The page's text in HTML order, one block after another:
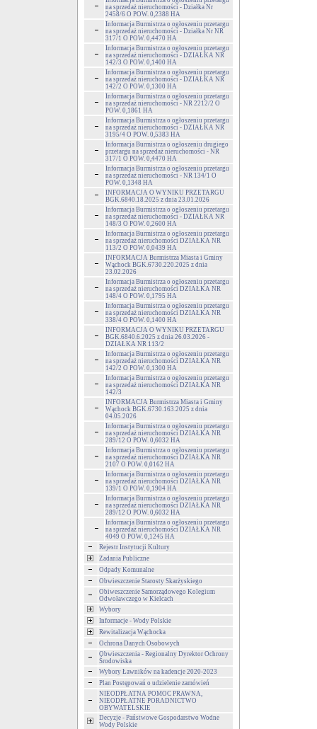
na sprzedaż nieruchomości - Działka Nr
2458/6 O POW. 0,2388 HA
Informacja Burmistrza o ogłoszeniu przetargu
na sprzedaż nieruchomości - Działka Nr NR
317/1 O POW. 0,4470 HA
Informacja Burmistrza o ogłoszeniu przetargu
na sprzedaż nieruchomości - DZIAŁKA NR
142/3 O POW. 0,1400 HA
Informacja Burmistrza o ogłoszeniu przetargu
na sprzedaż nieruchomości - DZIAŁKA NR
142/2 O POW. 0,1300 HA
Informacja Burmistrza o ogłoszeniu przetargu
na sprzedaż nieruchomości - NR 2212/2 O
POW. 0,1861 HA
Informacja Burmistrza o ogłoszeniu przetargu
na sprzedaż nieruchomości - DZIAŁKA NR
3195/4 O POW. 0,5383 HA
Informacja Burmistrza o ogłoszeniu drugiego
przetargu na sprzedaż nieruchomości - NR
317/1 O POW. 0,4470 HA
Informacja Burmistrza o ogłoszeniu przetargu
na sprzedaż nieruchomości - NR 134/1 O
POW. 0,1348 HA
INFORMACJA O WYNIKU PRZETARGU
BGK.6840.18.2025 z dnia 23.01.2026
Informacja Burmistrza o ogłoszeniu przetargu
na sprzedaż nieruchomości - DZIAŁKA NR
148/3 O POW. 0,2600 HA
Informacja Burmistrza o ogłoszeniu przetargu
na sprzedaż nieruchomości DZIAŁKA NR
113/2 O POW. 0,0439 HA
INFORMACJA Burmistrza Miasta i Gminy
Wąchock BGK.6730.220.2025 z dnia
23.02.2026
Informacja Burmistrza o ogłoszeniu przetargu
na sprzedaż nieruchomości DZIAŁKA NR
148/4 O POW. 0,1795 HA
Informacja Burmistrza o ogłoszeniu przetargu
na sprzedaż nieruchomości DZIAŁKA NR
338/4 O POW. 0,1400 HA
INFORMACJA O WYNIKU PRZETARGU
BGK.6840.6.2025 z dnia 26.03.2026 -
DZIAŁKA NR 113/2
Informacja Burmistrza o ogłoszeniu przetargu
na sprzedaż nieruchomości DZIAŁKA NR
142/2 O POW. 0,1300 HA
Informacja Burmistrza o ogłoszeniu przetargu
na sprzedaż nieruchomości DZIAŁKA NR
142/3
INFORMACJA Burmistrza Miasta i Gminy
Wąchock BGK.6730.163.2025 z dnia
04.05.2026
Informacja Burmistrza o ogłoszeniu przetargu
na sprzedaż nieruchomości DZIAŁKA NR
289/12 O POW. 0,6032 HA
Informacja Burmistrza o ogłoszeniu przetargu
na sprzedaż nieruchomości DZIAŁKA NR
2107 O POW. 0,0162 HA
Informacja Burmistrza o ogłoszeniu przetargu
na sprzedaż nieruchomości DZIAŁKA NR
139/1 O POW. 0,1904 HA
Informacja Burmistrza o ogłoszeniu przetargu
na sprzedaż nieruchomości DZIAŁKA NR
289/12 O POW. 0,6032 HA
Informacja Burmistrza o ogłoszeniu przetargu
na sprzedaż nieruchomości DZIAŁKA NR
4049 O POW. 0,1245 HA
Rejestr Instytucji Kultury
Zadania Publiczne
Odpady Komunalne
Obwieszczenie Starosty Skarżyskiego
Obiweszczenie Samorządowego Kolegium
Odwoławczego w Kielcach
Wybory
Informacje - Wody Polskie
Rewitalizacja Wąchocka
Ochrona Danych Osobowych
Obwieszczenia - Regionalny Dyrektor Ochrony
Środowiska
Wybory Ławników na kadencje 2020-2023
Plan Postępowań o udzielenie zamówień
NIEODPŁATNA POMOC PRAWNA,
NIEODPŁATNE PORADNICTWO
OBYWATELSKIE
Decyzje - Państwowe Gospodarstwo Wodne
Wody Polskie